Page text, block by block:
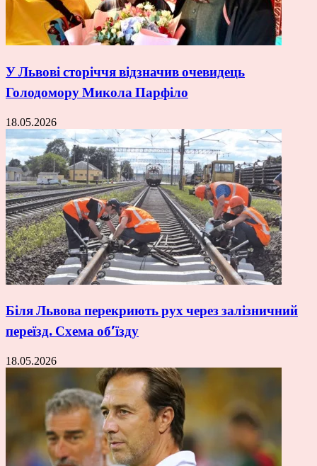
У Львові сторіччя відзначив очевидець
Голодомору Микола Парфіло
18.05.2026
Біля Львова перекриють рух через залізничний
переїзд. Схема об’їзду
18.05.2026